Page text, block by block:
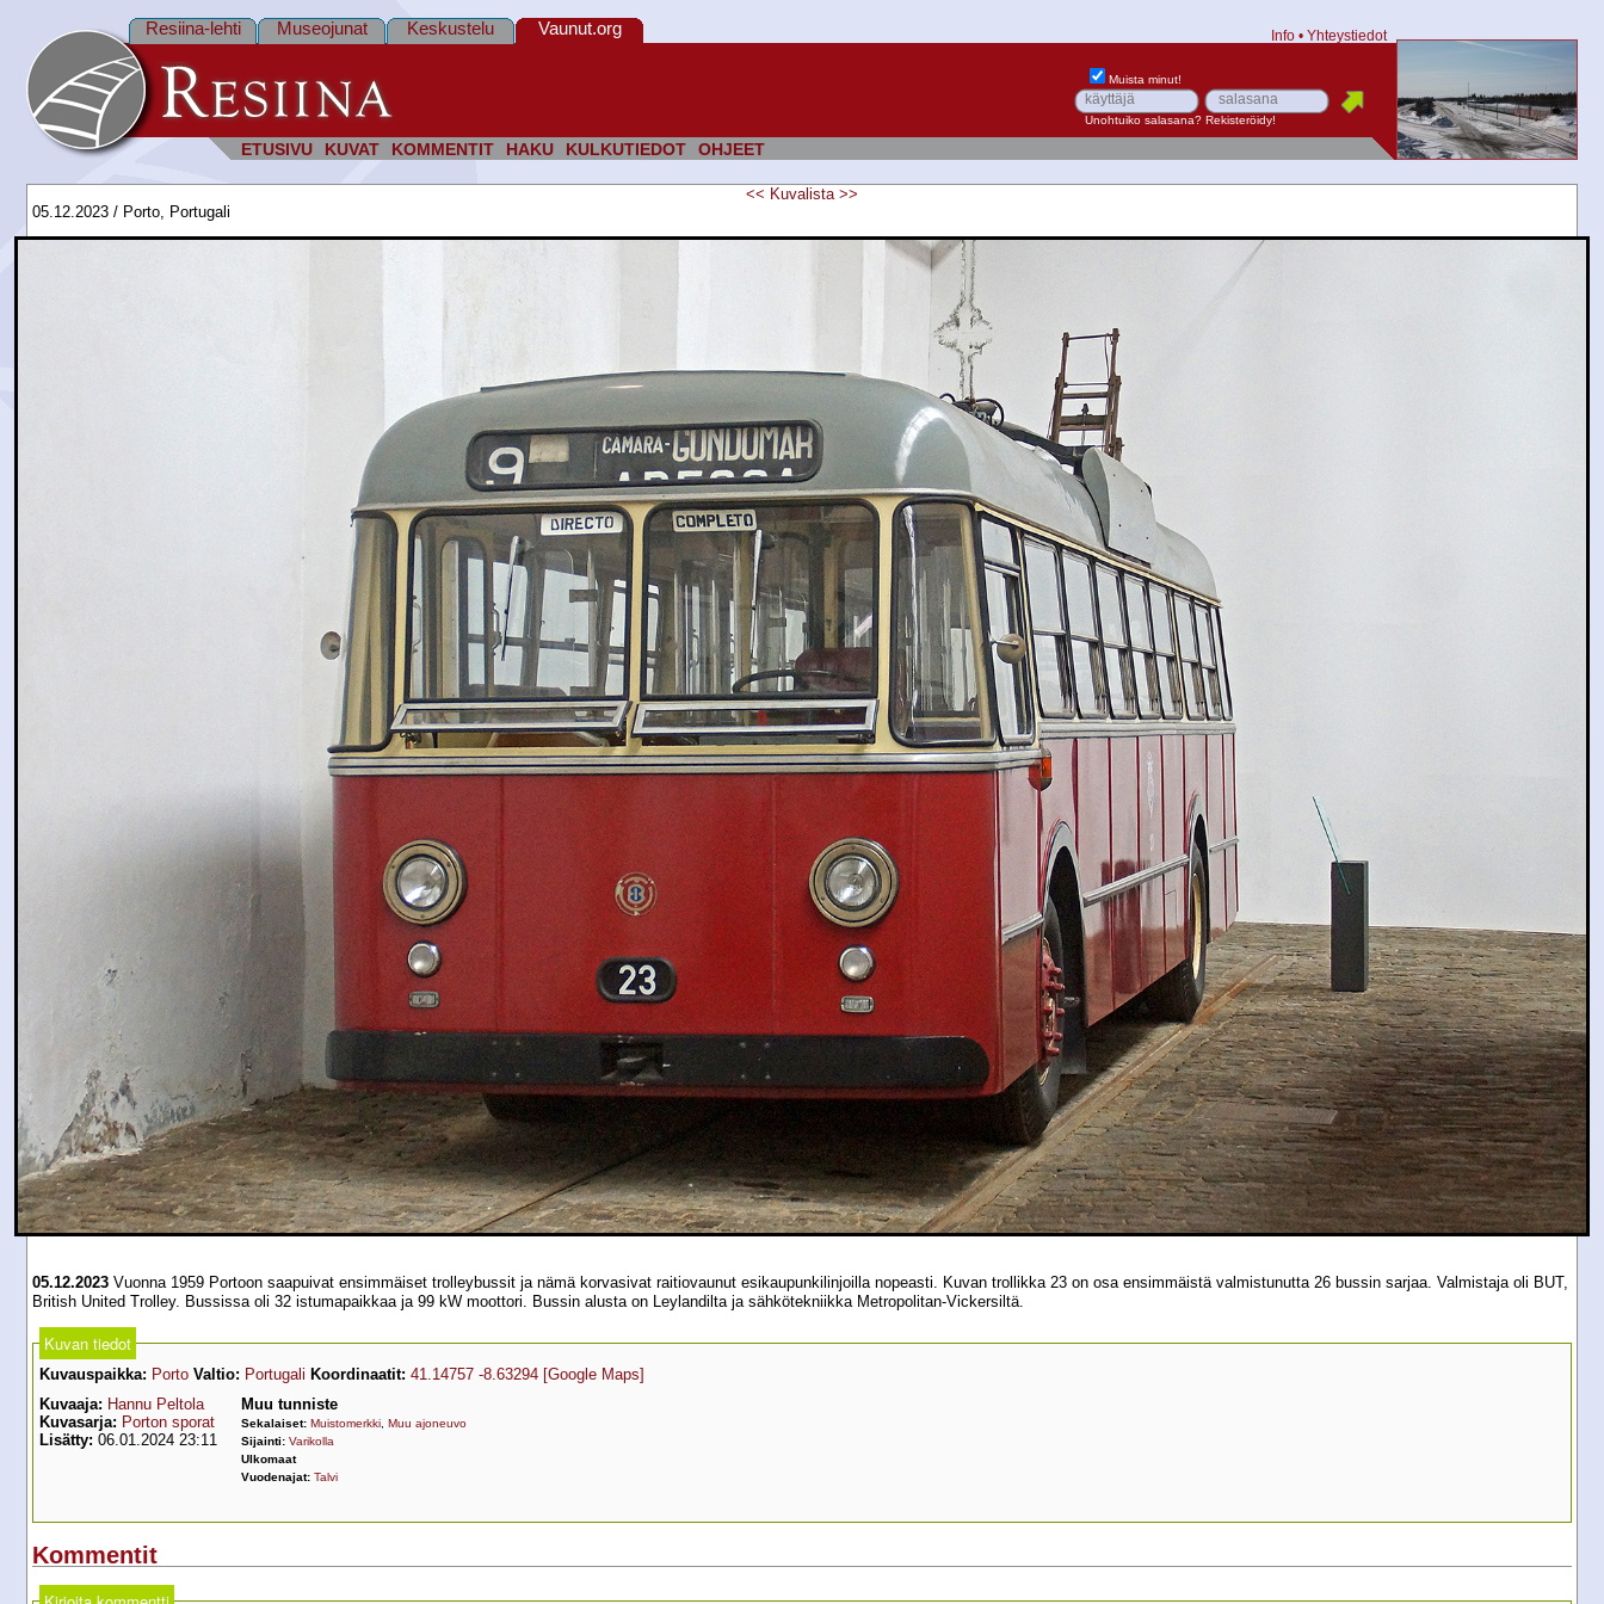
ETUSIVU KUVAT KOMMENTIT HAKU KULKUTIEDOT OHJEET
Resiina-lehti Museojunat Keskustelu Vaunut.org Info • Yhteystiedot
Muista minut!
Unohtuiko salasana? Rekisteröidy!
<< Kuvalista >>
05.12.2023 / Porto, Portugali
05.12.2023 Vuonna 1959 Portoon saapuivat ensimmäiset trolleybussit ja nämä korvasivat raitiovaunut esikaupunkilinjoilla nopeasti. Kuvan trollikka 23 on osa ensimmäistä valmistunutta 26 bussin sarjaa. Valmistaja oli BUT,
British United Trolley. Bussissa oli 32 istumapaikkaa ja 99 kW moottori. Bussin alusta on Leylandilta ja sähkötekniikka Metropolitan-Vickersiltä.
Kuvan tiedot
Kuvauspaikka: Porto Valtio: Portugali Koordinaatit: 41.14757 -8.63294 [Google Maps]
Kuvaaja: Hannu Peltola
Kuvasarja: Porton sporat
Lisätty: 06.01.2024 23:11
Muu tunniste
Sekalaiset: Muistomerkki Muu ajoneuvo
Sijainti: Varikolla
Ulkomaat
Vuodenajat: Talvi
Kommentit